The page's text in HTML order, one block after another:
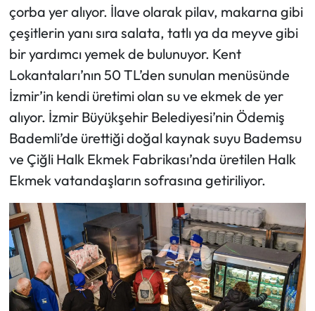
çorba yer alıyor. İlave olarak pilav, makarna gibi
çeşitlerin yanı sıra salata, tatlı ya da meyve gibi
bir yardımcı yemek de bulunuyor. Kent
Lokantaları’nın 50 TL’den sunulan menüsünde
İzmir’in kendi üretimi olan su ve ekmek de yer
alıyor. İzmir Büyükşehir Belediyesi’nin Ödemiş
Bademli’de ürettiği doğal kaynak suyu Bademsu
ve Çiğli Halk Ekmek Fabrikası’nda üretilen Halk
Ekmek vatandaşların sofrasına getiriliyor.